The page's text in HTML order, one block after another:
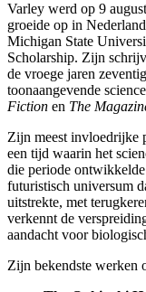
Varley werd op 9
groeide op in
Michigan State
Scholarship. Zijn
de vroege jaren
toonaangevende
Fiction en The
Zijn meest invloedrijke
een tijd waarin het
die periode
futuristisch universum
uitstrekte, met
verkennt de
aandacht voor
Zijn bekendste werken